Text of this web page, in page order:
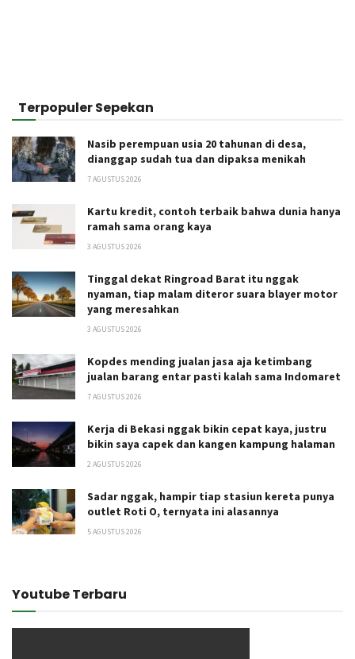
Terpopuler Sepekan
Nasib perempuan usia 20 tahunan di desa,
dianggap sudah tua dan dipaksa menikah
7 AGUSTUS 2026
Kartu kredit, contoh terbaik bahwa dunia hanya
ramah sama orang kaya
3 AGUSTUS 2026
Tinggal dekat Ringroad Barat itu nggak
nyaman, tiap malam diteror suara blayer motor
yang meresahkan
3 AGUSTUS 2026
Kopdes mending jualan jasa aja ketimbang
jualan barang entar pasti kalah sama Indomaret
7 AGUSTUS 2026
Kerja di Bekasi nggak bikin cepat kaya, justru
bikin saya capek dan kangen kampung halaman
2 AGUSTUS 2026
Sadar nggak, hampir tiap stasiun kereta punya
outlet Roti O, ternyata ini alasannya
5 AGUSTUS 2026
Youtube Terbaru